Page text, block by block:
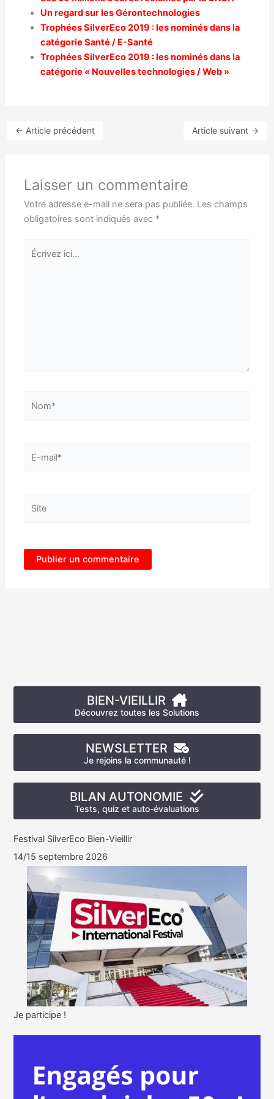
Un regard sur les Gérontechnologies
Trophées SilverEco 2019 : les nominés dans la
catégorie Santé / E-Santé
Trophées SilverEco 2019 : les nominés dans la
catégorie « Nouvelles technologies / Web »
← Article précédent Article suivant →
Laisser un commentaire
Votre adresse e-mail ne sera pas publiée. Les champs
obligatoires sont indiqués avec *
Écrivez
mail*
BIEN-VIEILLIR
Découvrez toutes les Solutions
NEWSLETTER
Je rejoins la communauté !
BILAN AUTONOMIE
Tests, quiz et auto-évaluations
Festival SilverEco Bien-Vieillir
14/15 septembre 2026
Je participe !